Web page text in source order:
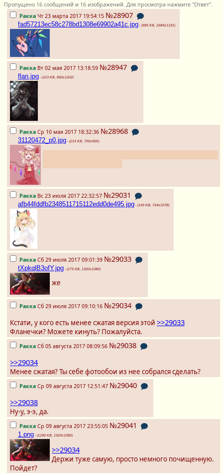
Пропущено 16 сообщений и 16 изображений. Для просмотра нажмите "Ответ".
Ракка Чт 23 марта 2017 19:54:15 №28907
fad57213ec58c278bd1308e69902a41c.jpg - (585 KB, 1684x1191)
Ракка Вт 02 мая 2017 13:18:59 №28947
flan.jpg - (223 KB, 850x1202)
Ракка Ср 10 мая 2017 18:32:36 №28968
31120472_p0.jpg - (214 KB, 700x900)
Ракка Вс 23 июля 2017 22:32:57 №29031
afb44fddfb2348511715112edd0de495.jpg - (149 KB, 744x1078)
Ракка Сб 29 июля 2017 09:01:39 №29033
tXpkqlB3ofY.jpg - (175 KB, 1920x1080)
же
Ракка Сб 29 июля 2017 09:10:16 №29034
Кстати, у кого есть менее сжатая версия этой >>29033
Фланечки? Можете кинуть? Пожалуйста.
Ракка Сб 05 августа 2017 08:09:56 №29038
>>29034
Менее сжатая? Ты себе фотообои из нее собрался сделать?
Ракка Ср 09 августа 2017 12:51:47 №29040
>>29038
Ну-у, э-э, да.
Ракка Ср 09 августа 2017 23:55:05 №29041
1.png - (1290 KB, 1920x1080)
>>29034
Держи туже самую, просто немного почищенную.
Пойдет?